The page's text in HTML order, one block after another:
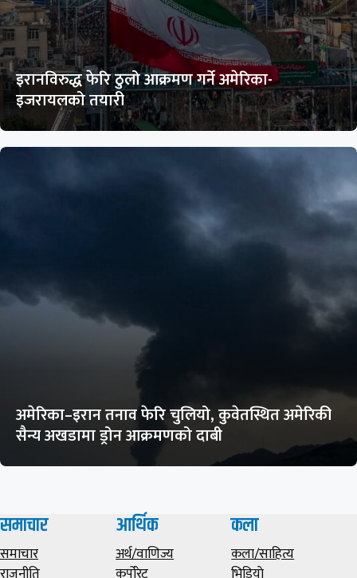
इरानविरुद्ध फेरि ठुलो आक्रमण गर्ने अमेरिका-
इजरायलको तयारी
अमेरिका–इरान तनाव फेरि चुलियो, कुवेतस्थित अमेरिकी
सैन्य अखडामा ड्रोन आक्रमणको दाबी
समाचार
समाचार
आर्थिक
अर्थ/वाणिज्य
कला
कला/साहित्य